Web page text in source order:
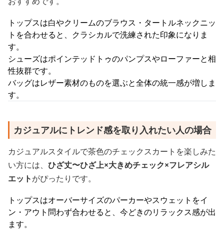
トップスは白やクリームのブラウス・タートルネックニッ
トを合わせると、クラシカルで洗練された印象になりま
す。
シューズはポインテッドトゥのパンプスやローファーと相
性抜群です。
バッグはレザー素材のものを選ぶと全体の統一感が増しま
す。
カジュアルにトレンド感を取り入れたい人の場合
カジュアルスタイルで茶色のチェックスカートを楽しみた
い方には、 ひざ丈〜ひざ上×大きめチェック×フレアシル
エットがぴったりです。
トップスはオーバーサイズのパーカーやスウェットをイ
ン・アウト問わず合わせると、今どきのリラックス感が出
ます。